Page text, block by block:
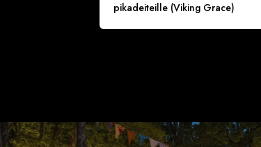
pikadeiteille (Viking Grace)